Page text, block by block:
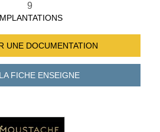
9
UNE DOCUMENTATION
FICHEENSEIGNE